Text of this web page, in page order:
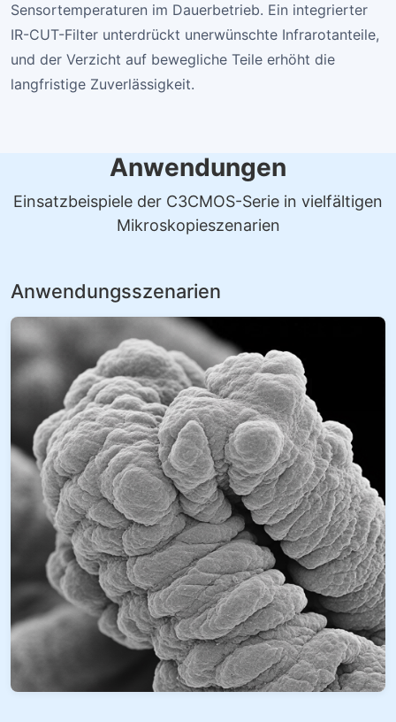
Sensortemperaturen im Dauerbetrieb. Ein integrierter
IR-CUT-Filter unterdrückt unerwünschte Infrarotanteile,
und der Verzicht auf bewegliche Teile erhöht die
langfristige Zuverlässigkeit.
Anwendungen
Einsatzbeispiele der C3CMOS-Serie in vielfältigen
Mikroskopieszenarien
Anwendungsszenarien